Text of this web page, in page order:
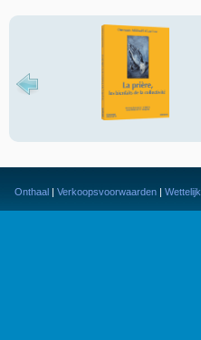
Onthaal | Verkoopsvoorwaarden |